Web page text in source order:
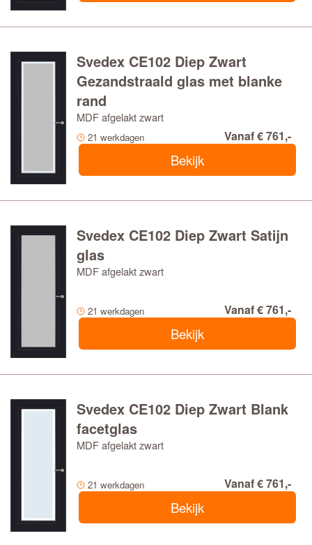
Svedex CE102 Diep Zwart
Gezandstraald glas met blanke
rand
MDF afgelakt zwart
21 werkdagen Vanaf € 761,-
Bekijk
Svedex CE102 Diep Zwart Satijn
glas
MDF afgelakt zwart
21 werkdagen Vanaf € 761,-
Bekijk
Svedex CE102 Diep Zwart Blank
facetglas
MDF afgelakt zwart
21 werkdagen Vanaf € 761,-
Bekijk